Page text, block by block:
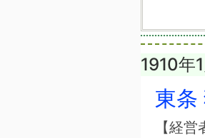
1910年
東条
【経